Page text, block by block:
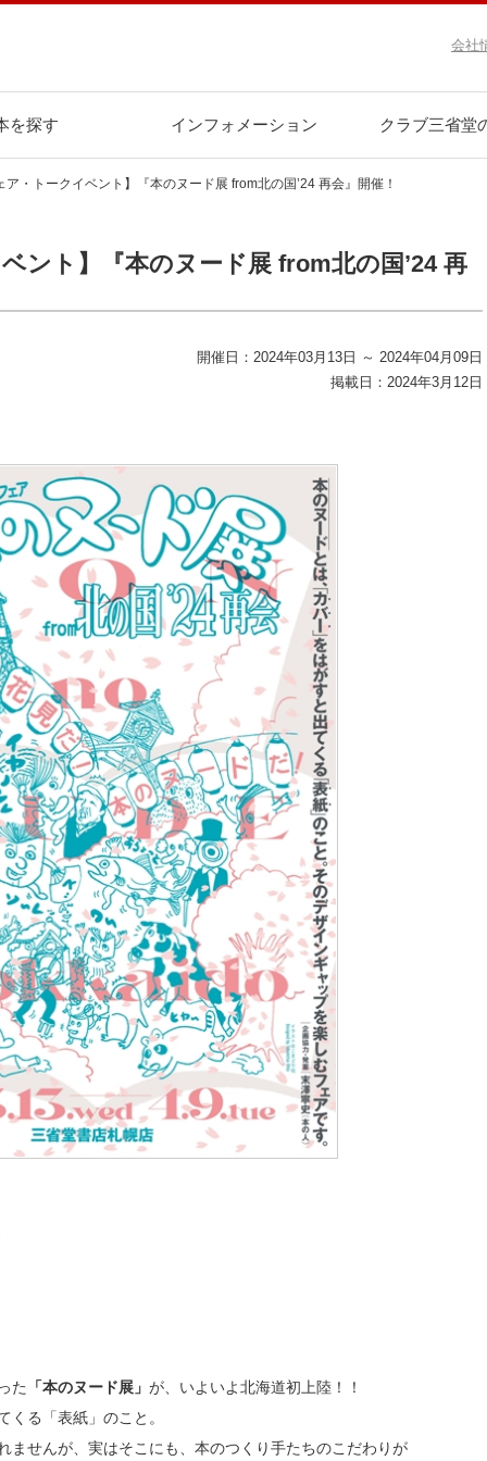
会社
を探す インフォメーション クラブ三省堂
ア・トークイベント】『本のヌード展 from北の国’24 再会』開催！
ント】『本のヌード展 from北の国’24 再
開催日：2024年03月13日 ～ 2024年04月09日
掲載日：2024年3月12日
た 「本のヌード展」 が、いよいよ北海道初上陸！！
くる「表紙」のこと。
ませんが、実はそこにも、本のつくり手たちのこだわりが